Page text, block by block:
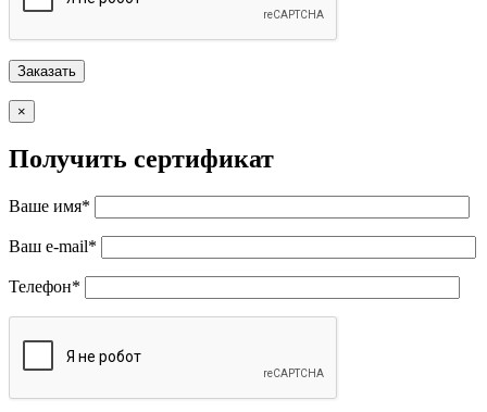
×
Получить сертификат
Ваше имя*
Ваш e-mail*
Телефон*